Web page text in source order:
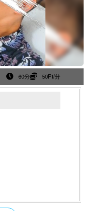
60分 50Pt/分